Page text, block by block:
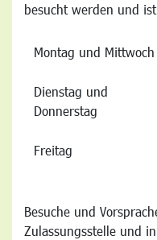
besucht werden und
Montag und Mittwoch
Dienstag und
Donnerstag
Freitag
Besuche und
Zulassungsstelle und